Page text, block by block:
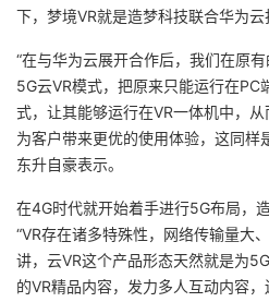
下，梦境VR就是造梦科技联合华为云
“在与华为云展开合作后，我们在原
5G云VR模式， 把原来只能运行在PC
式，让其能够运行在VR一体机中，从
为客户带来更优的使用体验，这同样
东升自豪表示。
在4G时代就开始着手进行5G布局，
“VR存在诸多特殊性，网络传输量大
讲，云VR这个产品形态天然就是为
的VR精品内容，发力多人互动内容